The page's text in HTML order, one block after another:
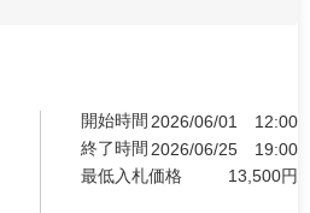
開始時間 2026/06/01
12:00
終了時間 2026/06/25
19:00
最低入札価格
13,500円